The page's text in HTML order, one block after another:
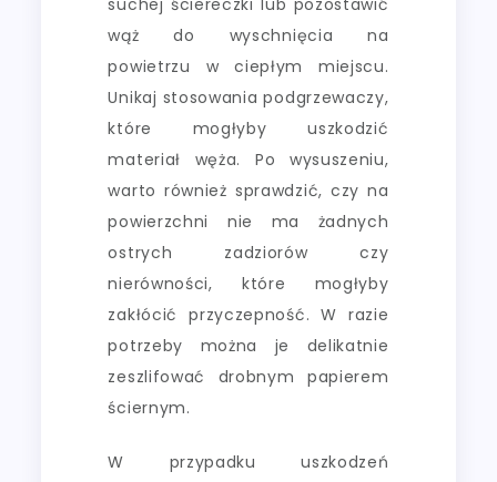
wąż do wyschnięcia na
powietrzu w ciepłym miejscu.
Unikaj stosowania podgrzewaczy,
które mogłyby uszkodzić
materiał węża. Po wysuszeniu,
warto również sprawdzić, czy na
powierzchni nie ma żadnych
ostrych zadziorów czy
nierówności, które mogłyby
zakłócić przyczepność. W razie
potrzeby można je delikatnie
zeszlifować drobnym papierem
ściernym.
W przypadku uszkodzeń